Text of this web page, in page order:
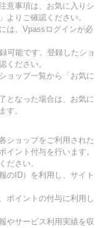
意事項は、お気に入りシ
よりご確認ください。
は、Vpassログインが必
可能です。登録したショ
ください。
ョップ一覧から「お気に
となった場合は、お気に
す。
ショップをご利用された
イント付与を行います。
ださい。
のID）を利用し、サイト
ポイントの付与に利用し
やサービス利用実績を収